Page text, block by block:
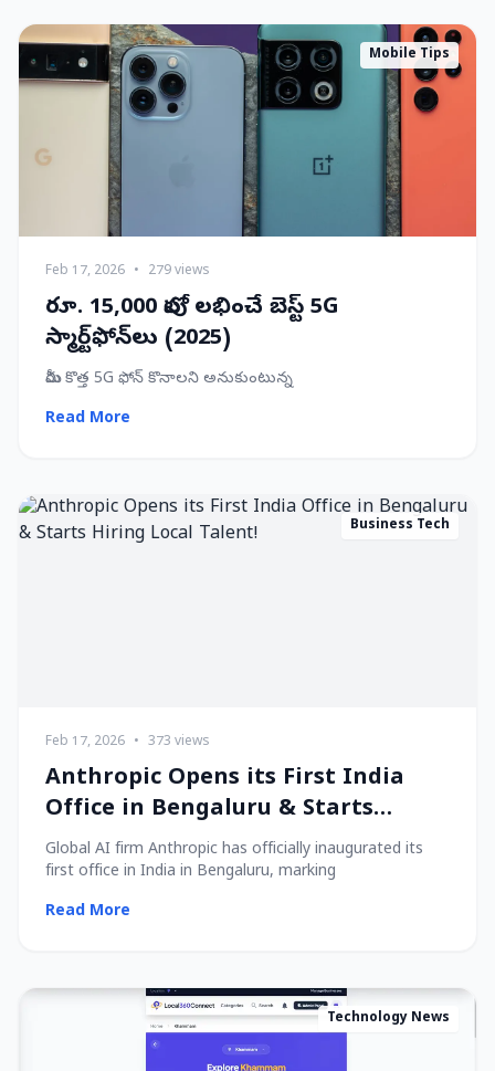
Mobile Tips
Feb 17, 2026 • 279 views
రూ. 15,000 లోపు లభించే బెస్ట్ 5G
స్మార్ట్‌ఫోన్‌లు (2025)
మీరు కొత్త 5G ఫోన్ కొనాలని అనుకుంటున్న
Read More
Business Tech
Feb 17, 2026 • 373 views
Anthropic Opens its First India
Office in Bengaluru & Starts
Hiring Local Talent!
Global AI firm Anthropic has officially inaugurated its
first office in India in Bengaluru, marking
Read More
Technology News